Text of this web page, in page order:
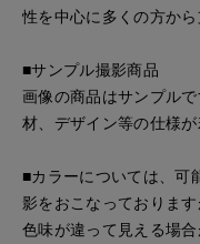
性を中心に多くの方から
■サンプル撮影商品
画像の商品はサンプル
材、デザイン等の仕様
■カラーについては、可
影をおこなっておりま
色味が違って見える場